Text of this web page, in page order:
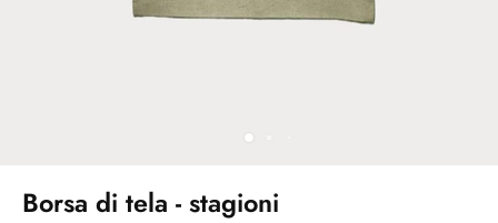
Borsa di tela - stagioni